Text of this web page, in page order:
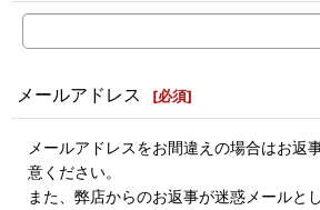
メールアドレス [必須]
メールアドレスをお間違えの場合はお返
意ください。
また、弊店からのお返事が迷惑メールと